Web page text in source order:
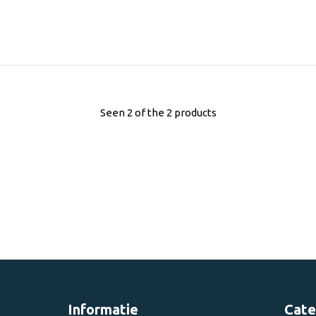
Seen 2 of the 2 products
Informatie